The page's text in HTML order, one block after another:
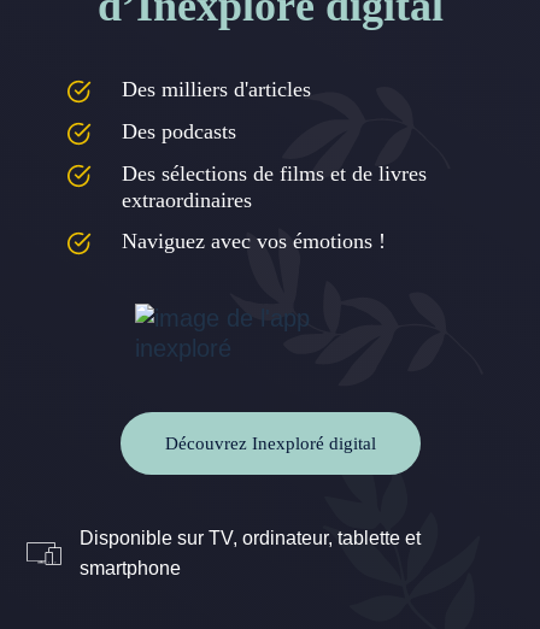
Des milliers d'articles
Des podcasts
Des sélections de films et de livres
extraordinaires
Naviguez avec vos émotions !
Découvrez Inexploré digital
Disponible sur TV, ordinateur, tablette et
smartphone